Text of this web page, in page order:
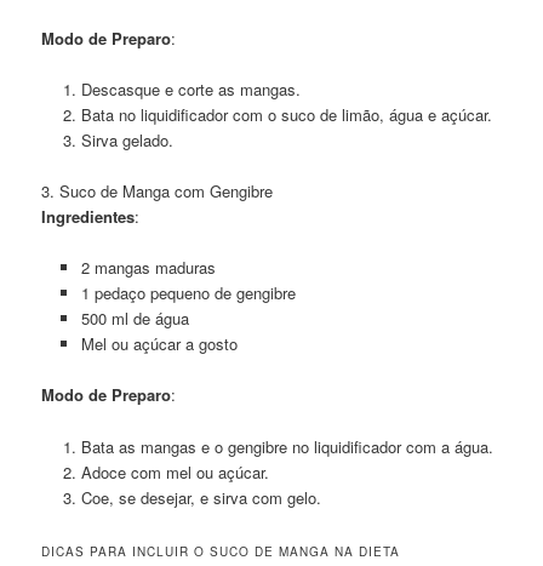
Modo de Preparo:
Descasque e corte as mangas.
Bata no liquidificador com o suco de limão, água e açúcar.
Sirva gelado.
3. Suco de Manga com Gengibre
Ingredientes:
2 mangas maduras
1 pedaço pequeno de gengibre
500 ml de água
Mel ou açúcar a gosto
Modo de Preparo:
Bata as mangas e o gengibre no liquidificador com a água.
Adoce com mel ou açúcar.
Coe, se desejar, e sirva com gelo.
DICAS PARA INCLUIR O SUCO DE MANGA NA DIETA